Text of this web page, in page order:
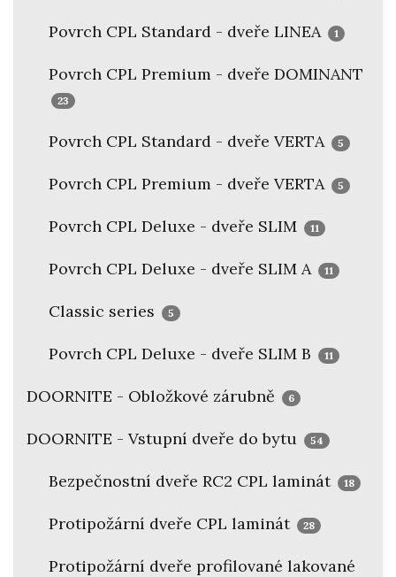
Povrch CPL Standard - dveře LINEA 1
Povrch CPL Premium - dveře DOMINANT
23
Povrch CPL Standard - dveře VERTA 5
Povrch CPL Premium - dveře VERTA 5
Povrch CPL Deluxe - dveře SLIM 11
Povrch CPL Deluxe - dveře SLIM A 11
Classic series 5
Povrch CPL Deluxe - dveře SLIM B 11
DOORNITE - Obložkové zárubně 6
DOORNITE - Vstupní dveře do bytu 54
Bezpečnostní dveře RC2 CPL laminát 18
Protipožární dveře CPL laminát 28
Protipožární dveře profilované lakované